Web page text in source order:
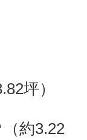
坪）
約3.22